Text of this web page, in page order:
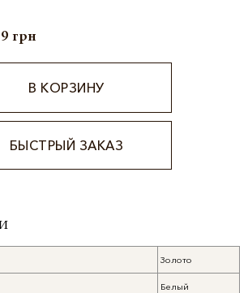
грн
В КОРЗИНУ
БЫСТРЫЙ ЗАКАЗ
Золото
Белый